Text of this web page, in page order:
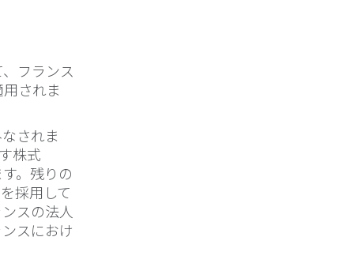
フランス
されま
されま
株式
。残りの
採用して
スの法人
スにおけ